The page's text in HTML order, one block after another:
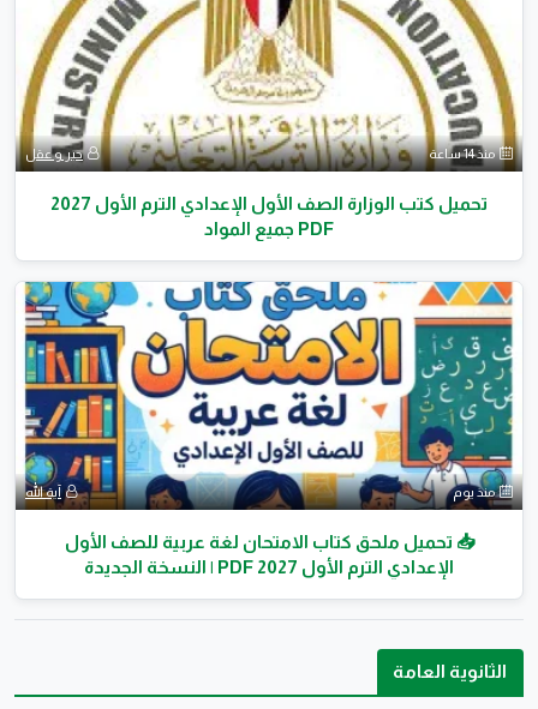
منذ 14 ساعة حبر و عقل
تحميل كتب الوزارة الصف الأول الإعدادي الترم الأول 2027
PDF جميع المواد
منذ يوم آية الله
📥 تحميل ملحق كتاب الامتحان لغة عربية للصف الأول
الإعدادي الترم الأول 2027 PDF | النسخة الجديدة
الثانوية العامة